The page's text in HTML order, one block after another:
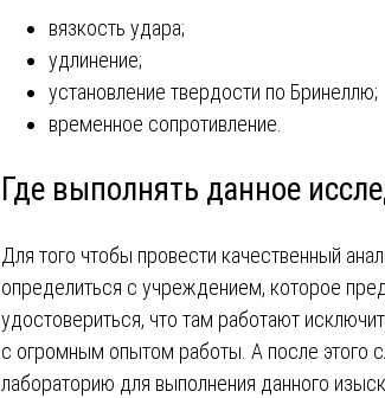
вязкость удара;
удлинение;
установление твердости по Бринеллю;
временное сопротивление.
Где выполнять данное
Для того чтобы провести качественный
определиться с учреждением, которое
удостовериться, что там работают
с огромным опытом работы. А после этого
лабораторию для выполнения данного